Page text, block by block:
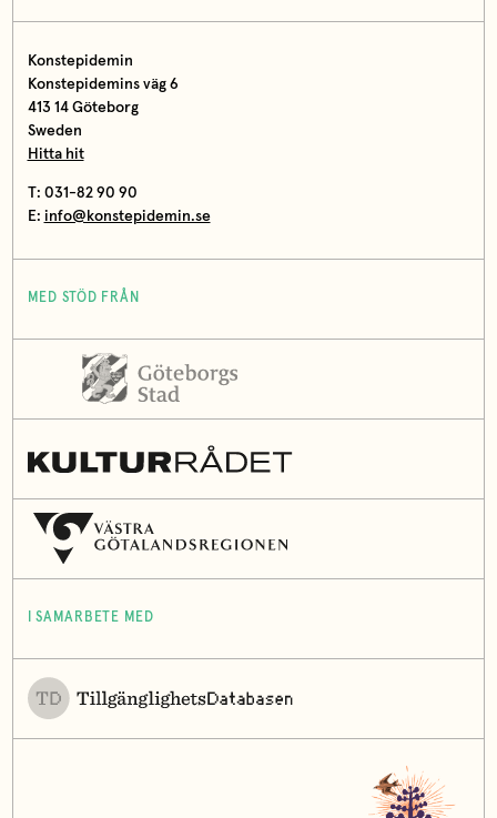
Konstepidemin
Konstepidemins väg 6
413 14 Göteborg
Sweden
Hitta hit
T: 031-82 90 90
E: info@konstepidemin.se
MED STÖD FRÅN
I SAMARBETE MED